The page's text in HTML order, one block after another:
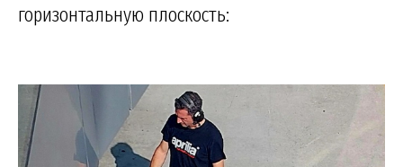
горизонтальную плоскость: